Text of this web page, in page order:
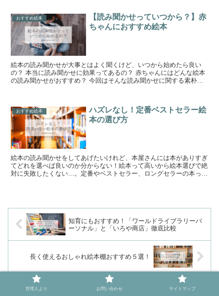
おすすめ絵本
【読み聞かせっていつから？】赤
ちゃんにおすすめ絵本
絵本の読み聞かせが大事とはよく聞くけど、いつから始めたら良い
の？ 本当に読み聞かせに効果ってあるの？ 赤ちゃんにはどんな絵本
の読み聞かせがおすすめ？ 今回はそんな読み聞かせに関する素朴な
おすすめ絵本
ハズレなし！定番ベストセラー絵
本の選び方
絵本の読み聞かせをしてあげたいけれど、本屋さんには本がありすぎ
てどれを選べば良いのか分からない！絵本って高いから絵本選びで絶
対に失敗したくない…。定番やベストセラー、ロングセラーの本って
知育にもおすすめ！「ワールドライブラリーパ
ーソナル」と「いろや商店」徹底比較
長く使えるおしゃれ絵本棚おすすめ５選！
管理人より お問い合わせ サイトマップ